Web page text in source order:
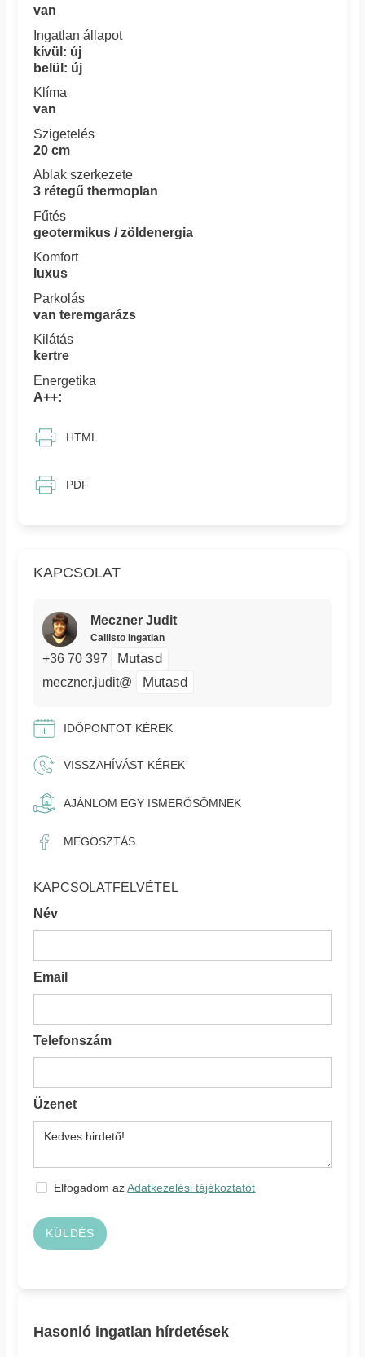
KAPCSOLAT
Meczner Judit
Callisto Ingatlan
+36 70 397 Mutasd
meczner.judit@ Mutasd
IDŐPONTOT KÉREK
VISSZAHÍVÁST KÉREK
AJÁNLOM EGY ISMERŐSÖMNEK
MEGOSZTÁS
KAPCSOLATFELVÉTEL
Név
Email
Telefonszám
Üzenet
Elfogadom azAdatkezelési tájékoztatót
KÜLDÉS
van
Ingatlan állapot
kívül: új
belül: új
Klíma
van
Szigetelés
20 cm
Ablak szerkezete
3 rétegű thermoplan
Fűtés
geotermikus / zöldenergia
Komfort
luxus
Parkolás
van teremgarázs
Kilátás
kertre
Energetika
A++:
HTML
PDF
Hasonló ingatlan hírdetések